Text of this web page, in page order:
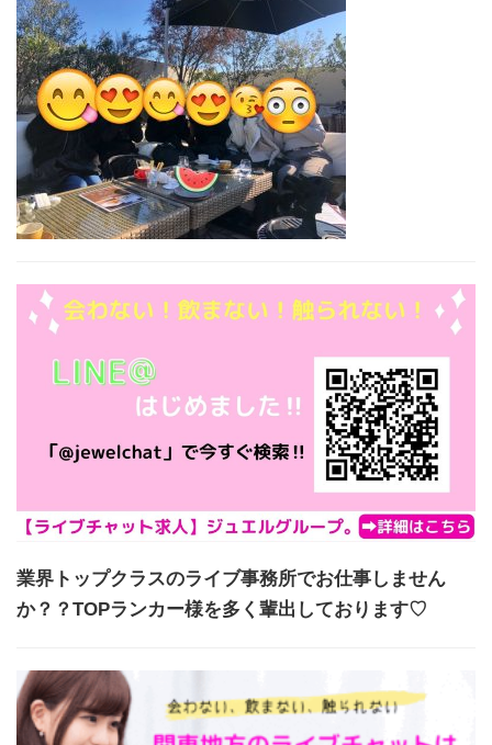
業界トップクラスのライブ事務所でお仕事しません
か？？TOPランカー様を多く輩出しております♡